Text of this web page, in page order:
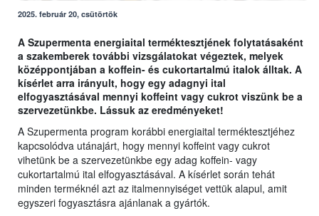
2025. február 20, csütörtök
A Szupermenta energiaital terméktesztjének folytatásaként
a szakemberek további vizsgálatokat végeztek, melyek
középpontjában a koffein- és cukortartalmú italok álltak. A
kísérlet arra irányult, hogy egy adagnyi ital
elfogyasztásával mennyi koffeint vagy cukrot viszünk be a
szervezetünkbe. Lássuk az eredményeket!
A Szupermenta program korábbi energiaital terméktesztjéhez
kapcsolódva utánajárt, hogy mennyi koffeint vagy cukrot
vihetünk be a szervezetünkbe egy adag koffein- vagy
cukortartalmú ital elfogyasztásával. A kísérlet során tehát
minden terméknél azt az italmennyiséget vettük alapul, amit
egyszeri fogyasztásra ajánlanak a gyártók.